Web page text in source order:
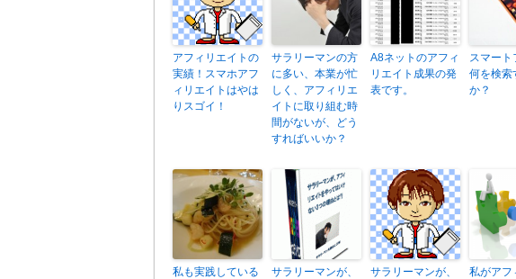
アフィリエイトの
実績！スマホアフ
ィリエイトはやは
りスゴイ！
サラリーマンの方
に多い、本業が忙
しく、アフィリエ
イトに取り組む時
間がないが、どう
すればいいか？
A8ネットのアフィ
リエイト成果の発
表です。
スマート
何を検索
か？
私も実践している
サラリーマンが、
サラリーマンが、
私がアフ